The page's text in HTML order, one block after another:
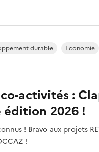
activités :
2026 !
! Bravo aux projets
!
durable Economie